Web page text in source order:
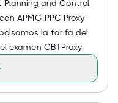
Planning and Control
APMG PPC Proxy
la tarifa del
examen CBTProxy.